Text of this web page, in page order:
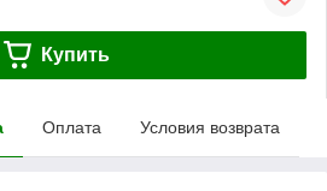
Купить
Оплата Условия возврата